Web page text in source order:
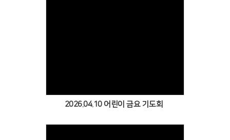
2026.04.10 어린이 금요 기도회